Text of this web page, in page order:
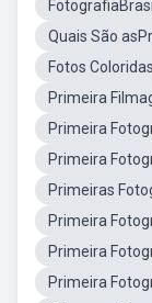
Quais São
Fotos
Primeira
Primeira
Primeira
Primeiras
Primeira
Primeira
Primeira